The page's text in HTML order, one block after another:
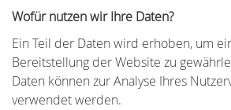
Wofür nutzen wir Ihre Daten?
Ein Teil der Daten wird erhoben, um
Bereitstellung der Website zu
Daten können zur Analyse Ihres
verwendet werden.